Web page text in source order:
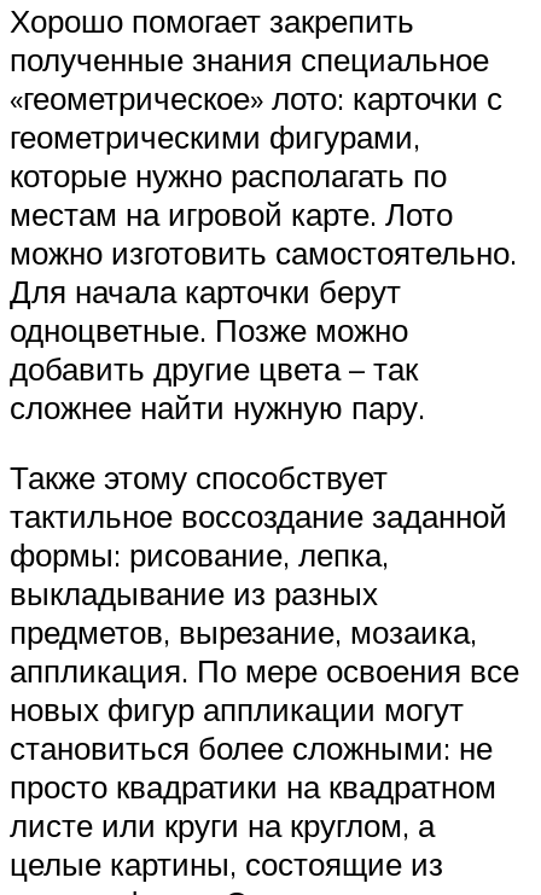
Хорошо помогает закрепить
полученные знания специальное
«геометрическое» лото: карточки с
геометрическими фигурами,
которые нужно располагать по
местам на игровой карте. Лото
можно изготовить самостоятельно.
Для начала карточки берут
одноцветные. Позже можно
добавить другие цвета – так
сложнее найти нужную пару.
Также этому способствует
тактильное воссоздание заданной
формы: рисование, лепка,
выкладывание из разных
предметов, вырезание, мозаика,
аппликация. По мере освоения все
новых фигур аппликации могут
становиться более сложными: не
просто квадратики на квадратном
листе или круги на круглом, а
целые картины, состоящие из